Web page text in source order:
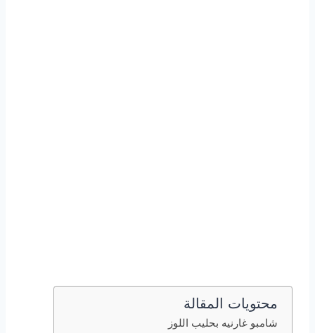
محتويات المقالة
شامبو غارنيه بحليب اللوز